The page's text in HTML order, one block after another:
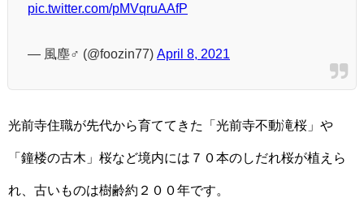
pic.twitter.com/pMVqruAAfP
— 風塵♂ (@foozin77) April 8, 2021
光前寺住職が先代から育ててきた「光前寺不動滝桜」や
「鐘楼の古木」桜など境内には７０本のしだれ桜が植えら
れ、古いものは樹齢約２００年です。